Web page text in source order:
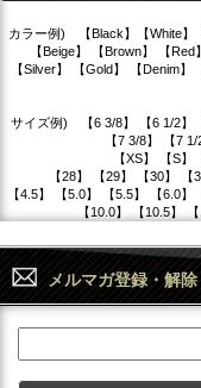
カラー例) 【Black】【White】
【Beige】 【Brown】 【
【Silver】 【Gold】 【Denim
サイズ例) 【6 3/8】 【6 1/2】
【7 3/8】 【7
【XS】 【S】
【28】 【29】 【30】 【
【4.5】 【5.0】 【5.5】 【6.0
【10.0】 【10.5】
メルマガ登録・解除